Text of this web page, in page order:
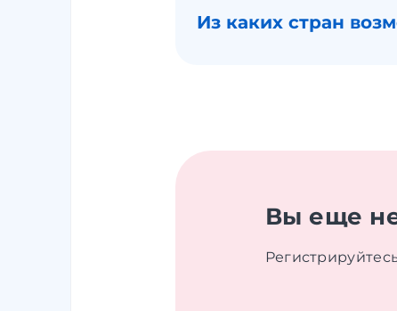
Из каких стран
Вы еще